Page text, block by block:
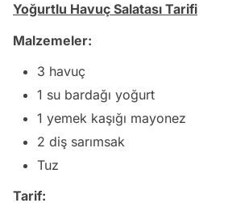
Yoğurtlu Havuç Salatası Tarifi
Malzemeler:
3 havuç
1 su bardağı yoğurt
1 yemek kaşığı mayonez
2 diş sarımsak
Tuz
Tarif: